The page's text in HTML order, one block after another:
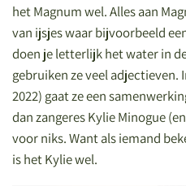
het Magnum wel. Alles aan
van ijsjes waar bijvoorbeeld
doen je letterlijk het water in
gebruiken ze veel adjectieven.
2022) gaat ze een
dan zangeres Kylie Minogue
voor niks. Want als iemand
is het Kylie wel.